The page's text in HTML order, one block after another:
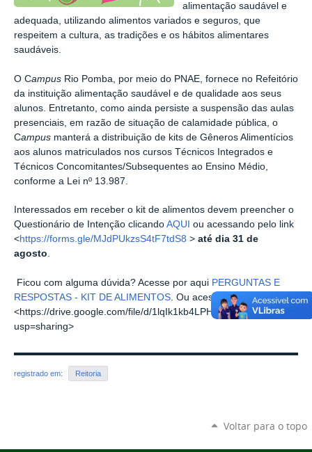
alimentação saudável e
adequada, utilizando alimentos variados e seguros, que
respeitem a cultura, as tradições e os hábitos alimentares
saudáveis.
O Campus Rio Pomba, por meio do PNAE, fornece no Refeitório
da instituição alimentação saudável e de qualidade aos seus
alunos. Entretanto, como ainda persiste a suspensão das aulas
presenciais, em razão de situação de calamidade pública, o
Campus manterá a distribuição de kits de Gêneros Alimentícios
aos alunos matriculados nos cursos Técnicos Integrados e
Técnicos Concomitantes/Subsequentes ao Ensino Médio,
conforme a Lei nº 13.987.
Interessados em receber o kit de alimentos devem preencher o
Questionário de Intenção clicando AQUI ou acessando pelo link
<https://forms.gle/MJdPUkzsS4tF7tdS8 > até dia 31 de
agosto.
Ficou com alguma dúvida? Acesse por aqui PERGUNTAS E
RESPOSTAS - KIT DE ALIMENTOS. Ou acesse através do link
<https://drive.google.com/file/d/
usp=sharing>
registrado em: Reitoria
Voltar para o topo